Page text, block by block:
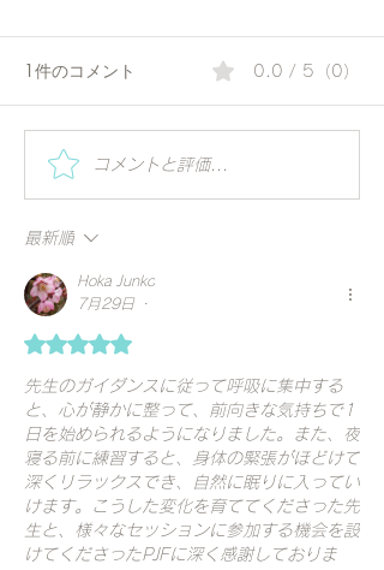
夏の朝にぴったりのコリ
アンダーウォーター | 毎
日の一杯で始める、やさ
慣
1件のコメント 0.0 / 5（0）
コメントと評価...
最新順
Hoka Junko
7月29日
•
5つ星のうち5と評価されています。
先生のガイダンスに従って呼吸に集中する
と、心が静かに整って、前向きな気持ちで1
日を始められるようになりました。また、夜
寝る前に練習すると、身体の緊張がほどけて
深くリラックスでき、自然に眠りに入ってい
けます。こうした変化を育ててくださった先
生と、様々なセッションに参加する機会を設
けてくださったPJFに深く感謝しておりま